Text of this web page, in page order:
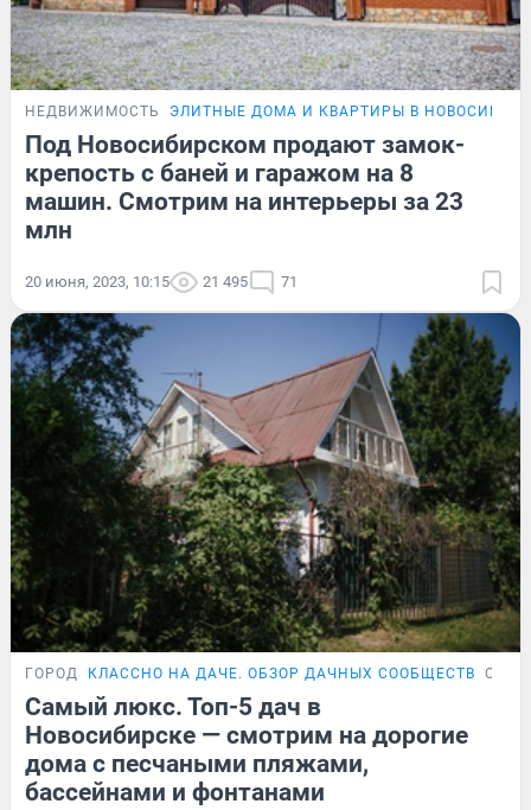
НЕДВИЖИМОСТЬ ЭЛИТНЫЕ ДОМА И КВАРТИРЫ В
Под Новосибирском продают замок-
крепость с баней и гаражом на 8
машин. Смотрим на интерьеры за 23
млн
20 июня, 2023, 10:15 21 495 71
ГОРОД КЛАССНО НА ДАЧЕ. ОБЗОР ДАЧНЫХ СООБЩЕСТВ
Самый люкс. Топ-5 дач в
Новосибирске — смотрим на дорогие
дома с песчаными пляжами,
бассейнами и фонтанами